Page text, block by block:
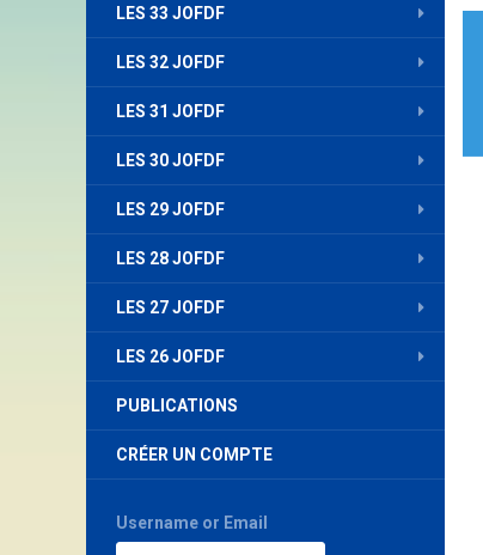
LES 33 JOFDF
LES 32 JOFDF
LES 31 JOFDF
LES 30 JOFDF
LES 29 JOFDF
LES 28 JOFDF
LES 27 JOFDF
LES 26 JOFDF
PUBLICATIONS
CRÉER UN COMPTE
Username or Email